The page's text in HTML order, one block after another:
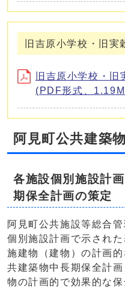
旧吉原小学校・旧
旧吉原小学校・
(PDF形式、
阿見町公共建築
各施設個別施設計
期保全計画の策定
阿見町公共施設等総合
個別施設計画で示され
施建物（建物）の計画
共建築物中長期保全計
物の計画的で効果的な